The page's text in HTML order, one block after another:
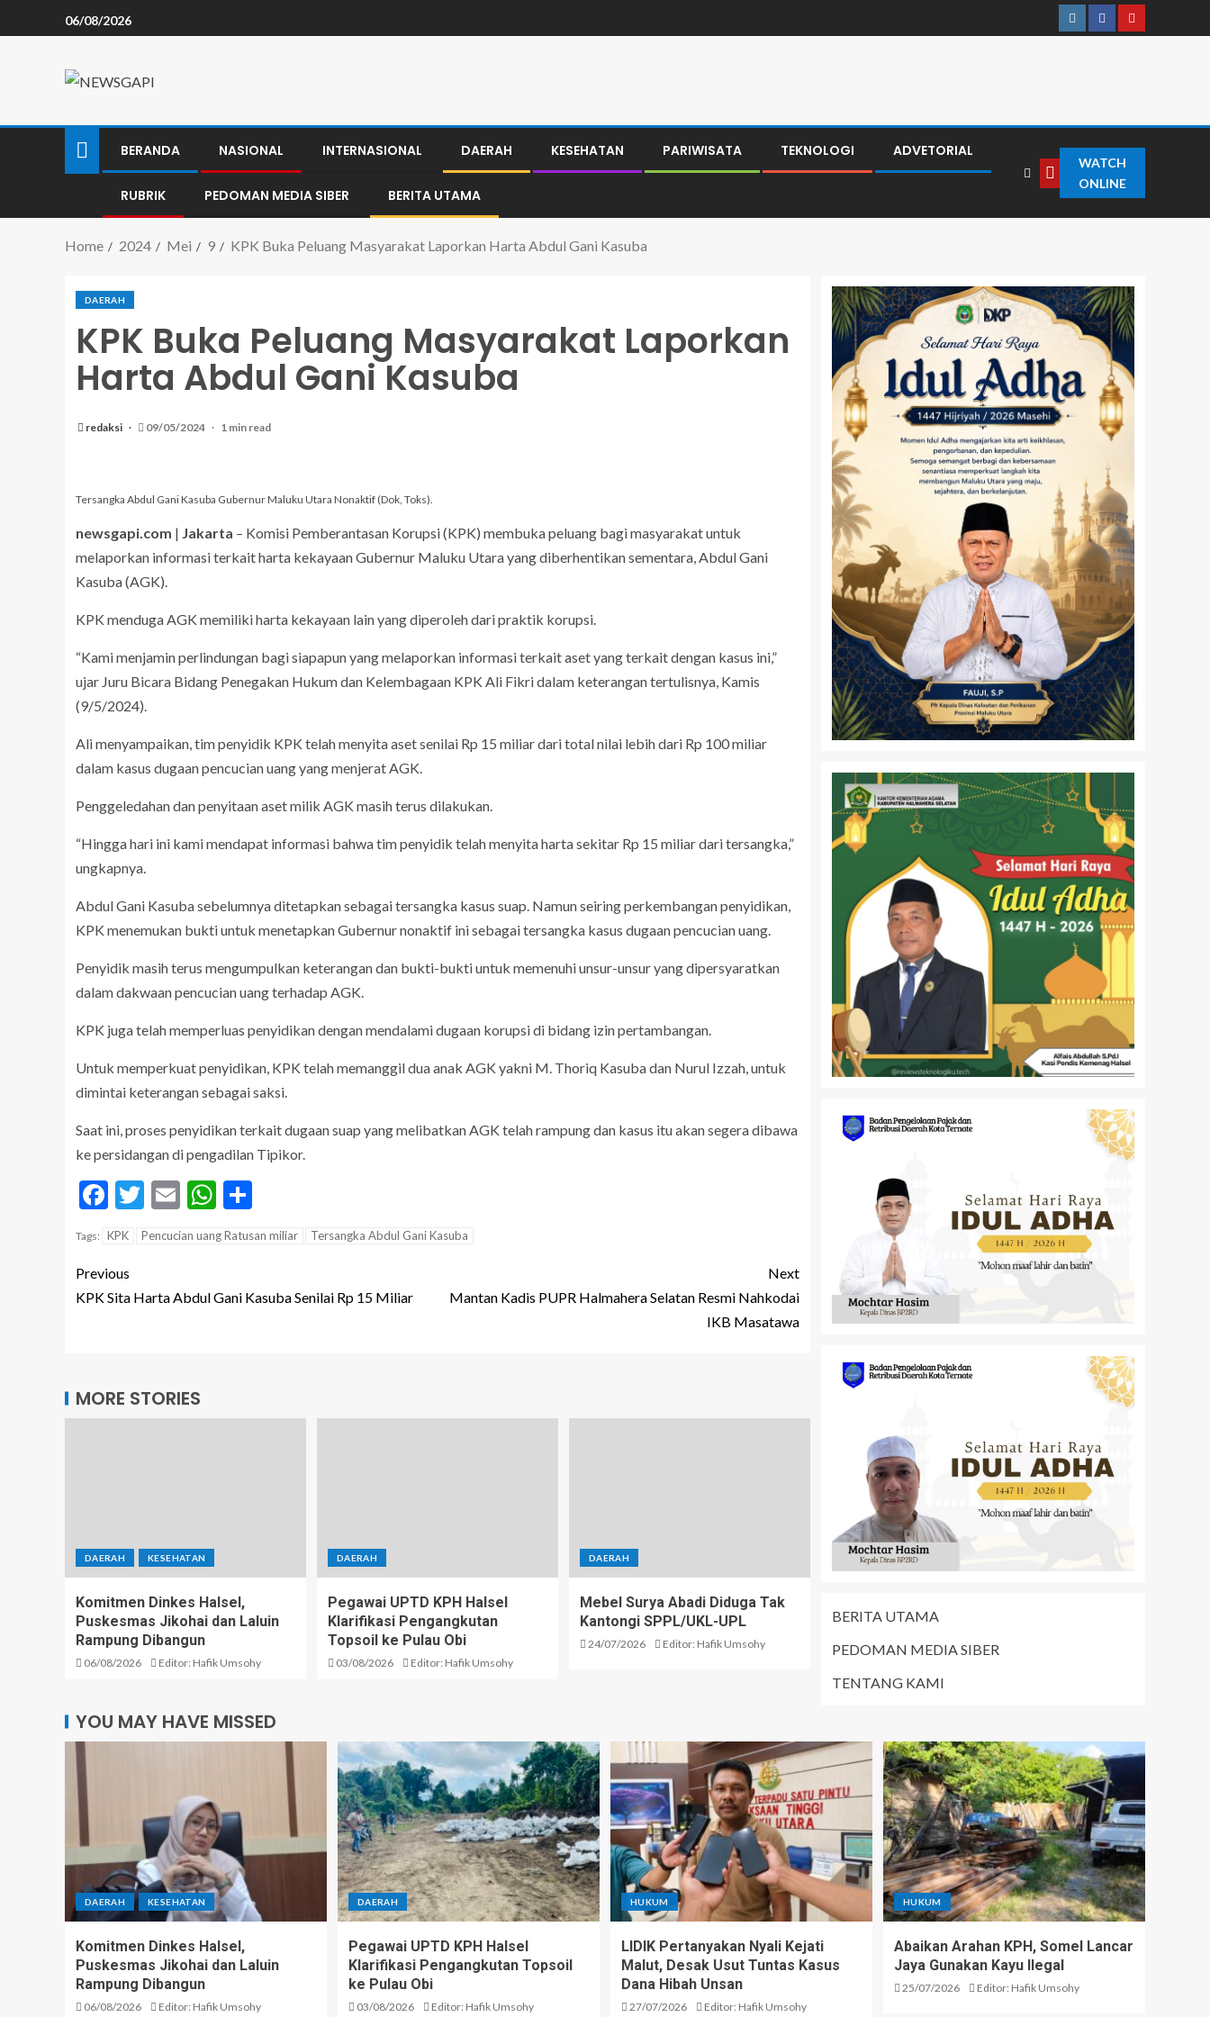
06/08/2026
BERANDA NASIONAL INTERNASIONAL DAERAH KESEHATAN PARIWISATA TEKNOLOGI ADVETORIAL
RUBRIK PEDOMAN MEDIA SIBER BERITA UTAMA
WATCH
ONLINE
Home 2024 Mei 9 KPK Buka Peluang Masyarakat Laporkan Harta Abdul Gani Kasuba
DAERAH
KPK Buka Peluang Masyarakat Laporkan
Harta Abdul Gani Kasuba
redaksi 09/05/2024 1 min read
Tersangka Abdul Gani Kasuba Gubernur Maluku Utara Nonaktif (Dok, Toks).
newsgapi.com | Jakarta – Komisi Pemberantasan Korupsi (KPK) membuka peluang bagi masyarakat untuk
melaporkan informasi terkait harta kekayaan Gubernur Maluku Utara yang diberhentikan sementara, Abdul Gani
Kasuba (AGK).
KPK menduga AGK memiliki harta kekayaan lain yang diperoleh dari praktik korupsi.
“Kami menjamin perlindungan bagi siapapun yang melaporkan informasi terkait aset yang terkait dengan kasus ini,”
ujar Juru Bicara Bidang Penegakan Hukum dan Kelembagaan KPK Ali Fikri dalam keterangan tertulisnya, Kamis
(9/5/2024).
Ali menyampaikan, tim penyidik KPK telah menyita aset senilai Rp 15 miliar dari total nilai lebih dari Rp 100 miliar
dalam kasus dugaan pencucian uang yang menjerat AGK.
Penggeledahan dan penyitaan aset milik AGK masih terus dilakukan.
“Hingga hari ini kami mendapat informasi bahwa tim penyidik telah menyita harta sekitar Rp 15 miliar dari tersangka,”
ungkapnya.
Abdul Gani Kasuba sebelumnya ditetapkan sebagai tersangka kasus suap. Namun seiring perkembangan penyidikan,
KPK menemukan bukti untuk menetapkan Gubernur nonaktif ini sebagai tersangka kasus dugaan pencucian uang.
Penyidik masih terus mengumpulkan keterangan dan bukti-bukti untuk memenuhi unsur-unsur yang dipersyaratkan
dalam dakwaan pencucian uang terhadap AGK.
KPK juga telah memperluas penyidikan dengan mendalami dugaan korupsi di bidang izin pertambangan.
Untuk memperkuat penyidikan, KPK telah memanggil dua anak AGK yakni M. Thoriq Kasuba dan Nurul Izzah, untuk
dimintai keterangan sebagai saksi.
Saat ini, proses penyidikan terkait dugaan suap yang melibatkan AGK telah rampung dan kasus itu akan segera dibawa
ke persidangan di pengadilan Tipikor.
Facebook
Twitter
EmailWhatsApp
Tags: KPK Pencucian uang Ratusan miliar Tersangka Abdul Gani Kasuba
Previous
KPK Sita Harta Abdul Gani Kasuba Senilai Rp 15 Miliar
Next
Mantan Kadis PUPR Halmahera Selatan Resmi Nahkodai
IKB Masatawa
MORE STORIES
DAERAH KESEHATAN
Komitmen Dinkes Halsel,
Puskesmas Jikohai dan Laluin
Rampung Dibangun
06/08/2026 Editor: Hafik Umsohy
DAERAH
Pegawai UPTD KPH Halsel
Klarifikasi Pengangkutan
Topsoil ke Pulau Obi
03/08/2026 Editor: Hafik Umsohy
DAERAH
Mebel Surya Abadi Diduga Tak
Kantongi SPPL/UKL-UPL
24/07/2026 Editor: Hafik Umsohy
BERITA UTAMA
PEDOMAN MEDIA SIBER
TENTANG KAMI
YOU MAY HAVE MISSED
DAERAH KESEHATAN
Komitmen Dinkes Halsel,
Puskesmas Jikohai dan Laluin
Rampung Dibangun
06/08/2026 Editor: Hafik Umsohy
DAERAH
Pegawai UPTD KPH Halsel
Klarifikasi Pengangkutan Topsoil
ke Pulau Obi
03/08/2026 Editor: Hafik Umsohy
HUKUM
LIDIK Pertanyakan Nyali Kejati
Malut, Desak Usut Tuntas Kasus
Dana Hibah Unsan
27/07/2026 Editor: Hafik Umsohy
HUKUM
Abaikan Arahan KPH, Somel Lancar
Jaya Gunakan Kayu Ilegal
25/07/2026 Editor: Hafik Umsohy